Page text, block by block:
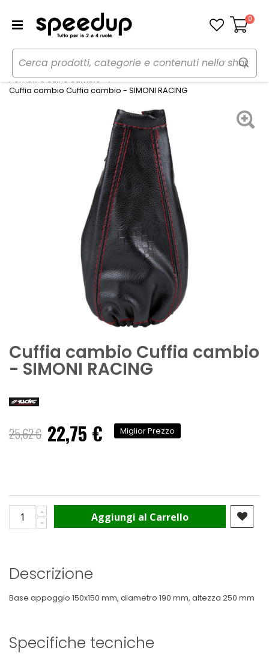
Carrello
0
Home Auto
Tuning interno
Pomelli e cuffie cambio
Cuffia cambio Cuffia cambio - SIMONI RACING
Cuffia cambio Cuffia cambio
- SIMONI RACING
25,62 € Prezzo
speciale
22,75 € Miglior Prezzo
Aggiungi al Carrello
Descrizione
Base appoggio 150x150 mm, diametro 190 mm, altezza 250 mm
Specifiche tecniche